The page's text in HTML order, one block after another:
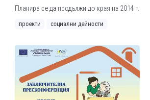
Планира се да продължи до края на 2014 г.
проекти социални дейности